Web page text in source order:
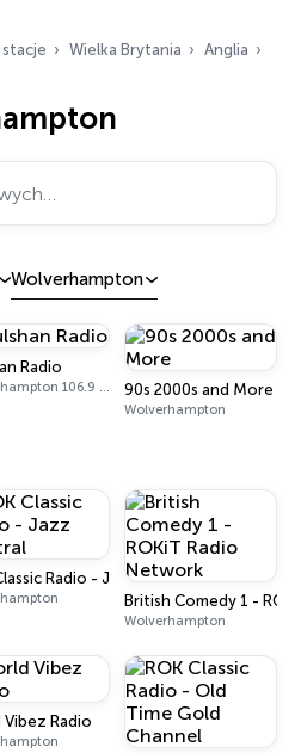
Wielka Brytania
Anglia
Wolverhampton
Network
Radio
Wolverhampton 106.9 FM 90s 2000s and More
Wolverhampton
Radio - Jazz Central
British Comedy 1 -
Wolverhampton
Vibez Radio